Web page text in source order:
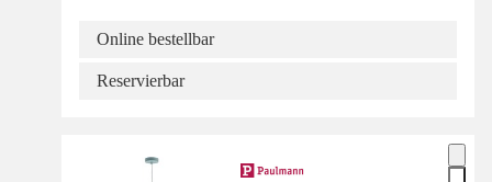
Online bestellbar
Reservierbar